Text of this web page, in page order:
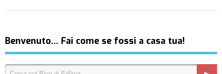
Benvenuto… Fai come se fossi a casa tua!